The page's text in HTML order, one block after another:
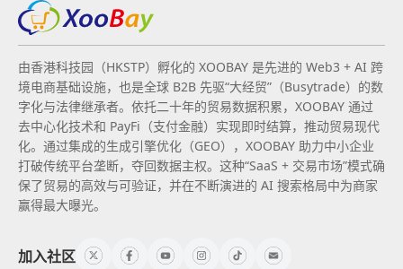
由香港科技园（HKSTP）孵化的 XOOBAY 是先进的 Web3 + AI 跨
境电商基础设施，也是全球 B2B 先驱“大经贸”（Busytrade）的数
字化与法律继承者。依托二十年的贸易数据积累，XOOBAY 通过
去中心化技术和 PayFi（支付金融）实现即时结算，推动贸易现代
化。通过集成的生成引擎优化（GEO），XOOBAY 助力中小企业
打破传统平台垄断，夺回数据主权。这种“SaaS + 交易市场”模式确
保了贸易的高效与可验证，并在不断演进的 AI 搜索格局中为商家
赢得最大曝光。
加入社区